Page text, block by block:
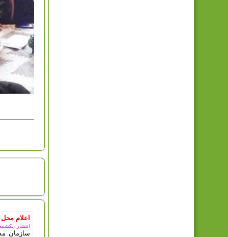
اعلام
انتشار: یکشنبه, 11 مرداد
سازمان